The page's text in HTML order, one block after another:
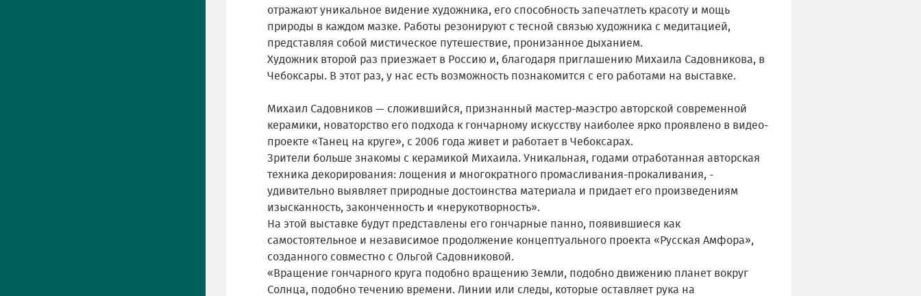
отражают уникальное видение художника, его способность запечатлеть красоту и мощь
природы в каждом мазке. Работы резонируют с тесной связью художника с медитацией,
представляя собой мистическое путешествие, пронизанное дыханием.
Художник второй раз приезжает в Россию и, благодаря приглашению Михаила Садовникова, в
Чебоксары. В этот раз, у нас есть возможность познакомится с его работами на выставке.
Михаил Садовников — сложившийся, признанный мастер-маэстро авторской современной
керамики, новаторство его подхода к гончарному искусству наиболее ярко проявлено в видео-
проекте «Танец на круге», с 2006 года живет и работает в Чебоксарах.
Зрители больше знакомы с керамикой Михаила. Уникальная, годами отработанная авторская
техника декорирования: лощения и многократного промасливания-прокаливания, -
удивительно выявляет природные достоинства материала и придает его произведениям
изысканность, законченность и «нерукотворность».
На этой выставке будут представлены его гончарные панно, появившиеся как
самостоятельное и независимое продолжение концептуального проекта «Русская Амфора»,
созданного совместно с Ольгой Садовниковой.
«Вращение гончарного круга подобно вращению Земли, подобно движению планет вокруг
Солнца, подобно течению времени. Линии или следы, которые оставляет рука на